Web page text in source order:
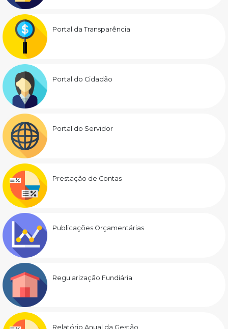
Portal da Transparência
Portal do Cidadão
Portal do Servidor
Prestação de Contas
Publicações Orçamentárias
Regularização Fundiária
Relatório Anual da Gestão